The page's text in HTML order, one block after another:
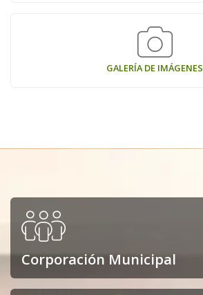
GALERÍA DE IMÁGENES
Corporación Municipal